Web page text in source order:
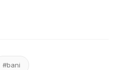
#bani